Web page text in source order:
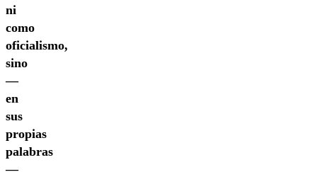
ni
como
oficialismo,
sino
—
en
sus
propias
palabras
—